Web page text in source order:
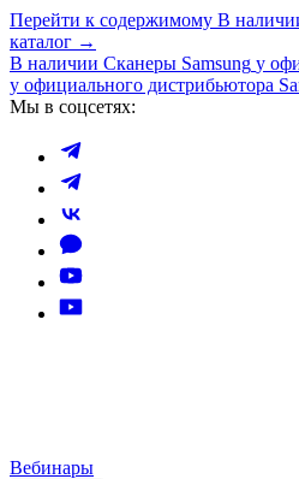
Перейти к содержимому В
каталог →
В наличии Сканеры Samsung у
у официального дистрибьютора
Мы в соцсетях:
Вебинары